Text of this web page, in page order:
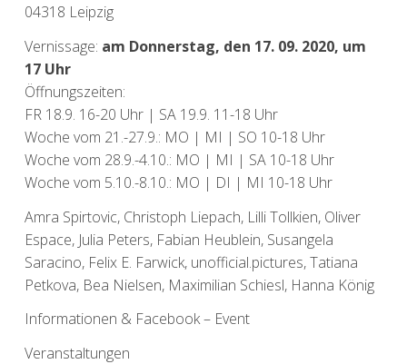
04318 Leipzig
Vernissage: am Donnerstag, den 17. 09. 2020, um
17 Uhr
Öffnungszeiten:
FR 18.9. 16-20 Uhr | SA 19.9. 11-18 Uhr
Woche vom 21.-27.9.: MO | MI | SO 10-18 Uhr
Woche vom 28.9.-4.10.: MO | MI | SA 10-18 Uhr
Woche vom 5.10.-8.10.: MO | DI | MI 10-18 Uhr
Amra Spirtovic, Christoph Liepach, Lilli Tollkien, Oliver
Espace, Julia Peters, Fabian Heublein, Susangela
Saracino, Felix E. Farwick, unofficial.pictures, Tatiana
Petkova, Bea Nielsen, Maximilian Schiesl, Hanna König
Informationen & Facebook – Event
Veranstaltungen